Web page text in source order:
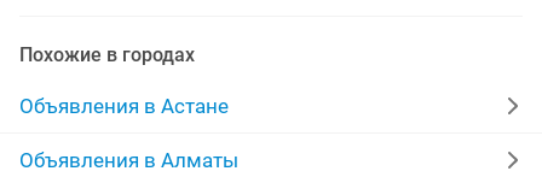
требуется офис менеджер
Похожие в городах
Объявления в Астане
Объявления в Алматы